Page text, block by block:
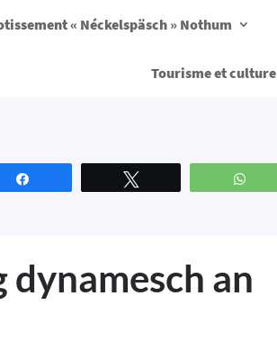
« Néckelspäsch » Nothum
Tourisme et culture
an